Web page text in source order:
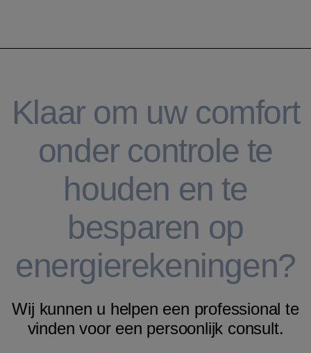
Klaar om uw comfort
onder controle te
houden en te
besparen op
energierekeningen?
Wij kunnen u helpen een professional te
vinden voor een persoonlijk consult.